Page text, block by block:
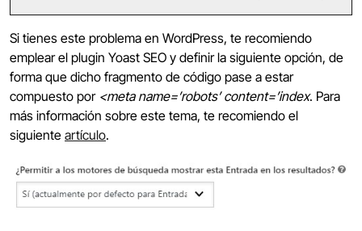
Si tienes este problema en WordPress, te recomiendo
emplear el plugin Yoast SEO y definir la siguiente opción, de
forma que dicho fragmento de código pase a estar
compuesto por <meta name=’robots’ content=’index. Para
más información sobre este tema, te recomiendo el
siguiente artículo.